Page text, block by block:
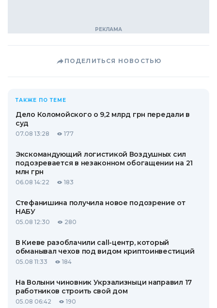
ПОДЕЛИТЬСЯ НОВОСТЬЮ
ТАКЖЕ ПО ТЕМЕ
Дело Коломойского о 9,2 млрд грн передали в
суд
07.08 13:28 177
Экскомандующий логистикой Воздушных сил
подозревается в незаконном обогащении на 21
млн грн
06.08 14:22 183
Стефанишина получила новое подозрение от
НАБУ
05.08 12:30 280
В Киеве разоблачили call-центр, который
обманывал чехов под видом криптоинвестиций
05.08 11:33 184
На Волыни чиновник Укрзализныци направил 17
работников строить свой дом
05.08 06:42 190